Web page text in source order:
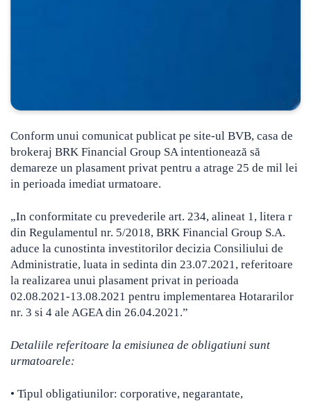
Conform unui comunicat publicat pe site-ul BVB, casa de
brokeraj BRK Financial Group SA intentionează să
demareze un plasament privat pentru a atrage 25 de mil lei
in perioada imediat urmatoare.
„In conformitate cu prevederile art. 234, alineat 1, litera r
din Regulamentul nr. 5/2018, BRK Financial Group S.A.
aduce la cunostinta investitorilor decizia Consiliului de
Administratie, luata in sedinta din 23.07.2021, referitoare
la realizarea unui plasament privat in perioada
02.08.2021-13.08.2021 pentru implementarea Hotararilor
nr. 3 si 4 ale AGEA din 26.04.2021.”
Detaliile referitoare la emisiunea de obligatiuni sunt
urmatoarele:
• Tipul obligatiunilor: corporative, negarantate,